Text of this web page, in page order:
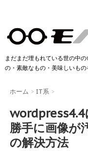
まだまだ埋もれている世の中
の・素敵なもの・美味しいも
ホーム > IT系 >
wordpress4.4
勝手に画像が
の解決方法